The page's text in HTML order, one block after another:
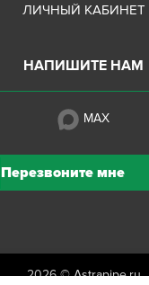
ЛИЧНЫЙ КАБИНЕТ
НАПИШИТЕ НАМ
MAX
Перезвоните мне
2026 ©Astrapipe.ru